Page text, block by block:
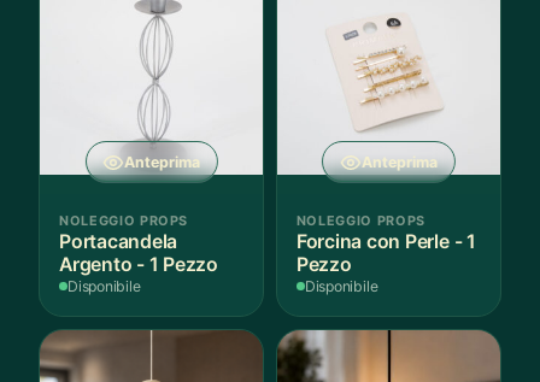
Anteprima
NOLEGGIO PROPS
Portacandela
Argento - 1 Pezzo
Disponibile
Anteprima
NOLEGGIO PROPS
Forcina con Perle - 1
Pezzo
Disponibile